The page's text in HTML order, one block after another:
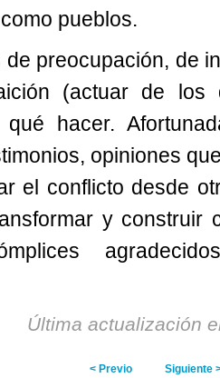
pueblos.
preocupación, de
(actuar de los
hacer.
opiniones
el conflicto desde
y construir
Última actualización
< Previo Siguiente